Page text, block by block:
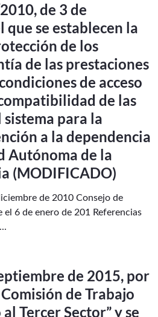
de 3 de
se establecen la
de los
de las prestaciones
de acceso
de las
para la
a la dependencia
Autónoma de la
(MODIFICADO)
de 2010 Consejo de
el 6 de enero de 201 Referencias
de 2015, por
de Trabajo
Tercer Sector” y se